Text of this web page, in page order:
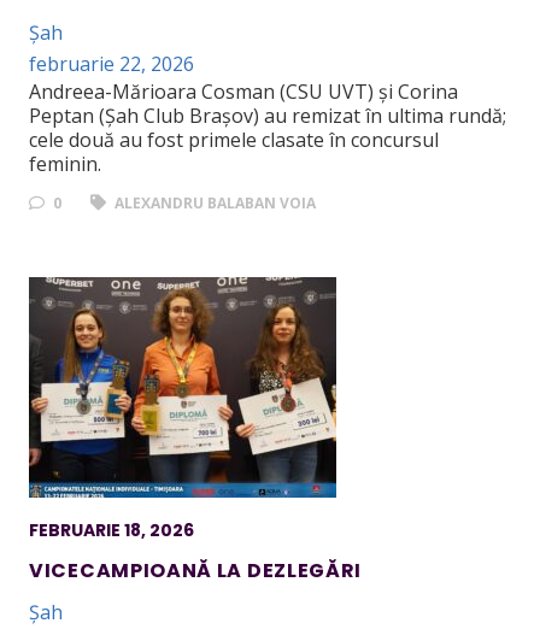
Șah
februarie 22, 2026
Andreea-Mărioara Cosman (CSU UVT) și Corina
Peptan (Șah Club Brașov) au remizat în ultima rundă;
cele două au fost primele clasate în concursul
feminin.
0 ALEXANDRU BALABAN VOIA
FEBRUARIE 18, 2026
VICECAMPIOANĂ LA DEZLEGĂRI
Șah